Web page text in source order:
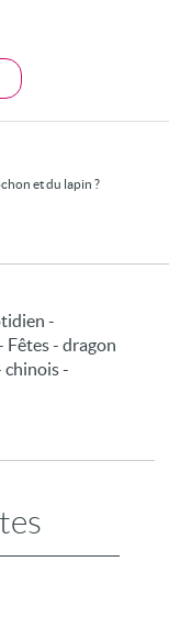
et du lapin ?
-
Fêtes - dragon
chinois -